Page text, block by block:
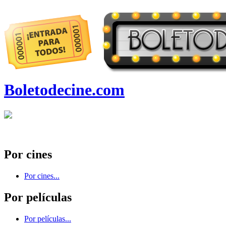
Boletodecine.com
Por cines
Por cines...
Por películas
Por películas...